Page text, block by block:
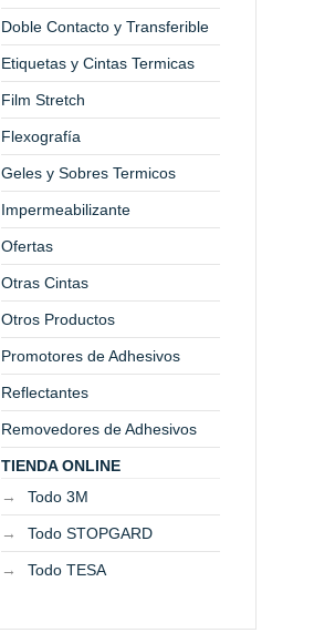
Doble Contacto y Transferible
Etiquetas y Cintas Termicas
Film Stretch
Flexografía
Geles y Sobres Termicos
Impermeabilizante
Ofertas
Otras Cintas
Otros Productos
Promotores de Adhesivos
Reflectantes
Removedores de Adhesivos
TIENDA ONLINE
Todo 3M
Todo STOPGARD
Todo TESA